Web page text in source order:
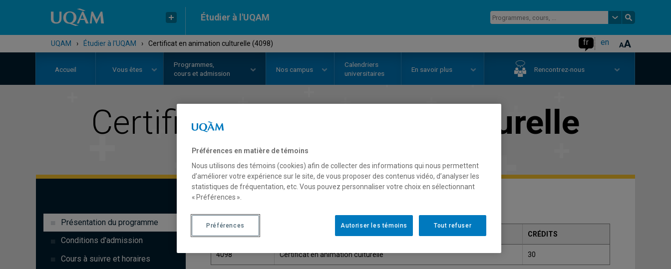
Étudier à l'UQAM
UQAM › Étudier à l'UQAM › Certificat en animation culturelle (4098) fr en
Accueil Vous êtes
Programmes,
cours et admission
Nos campus
Calendriers
universitaires
En savoir plus Rencontrez-nous
Certificat en animation culturelle
Faculté de communication
Présentation du programme
Conditions d'admission
Cours à suivre et horaires
CODE CRÉDITS
4098 Certificat en animation culturelle 30
Préférences en matière de témoins
Nous utilisons des témoins (cookies) afin de collecter des informations qui nous permettent
d’améliorer votre expérience sur le site, de vous proposer des contenus vidéo, d’analyser les
statistiques de fréquentation, etc. Vous pouvez personnaliser votre choix en sélectionnant
« Préférences ».
Tout refuser
Autoriser les témoins
Préférences